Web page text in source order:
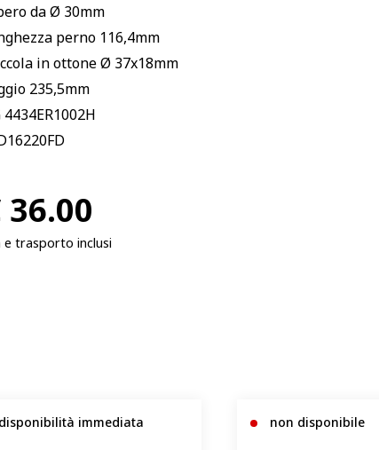
da Ø 30mm
perno 116,4mm
in ottone Ø 37x18mm
235,5mm
4434ER1002H
e trasporto inclusi
36.00
disponibilità immediata non disponibile